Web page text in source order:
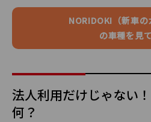
NORIDOKI（新車の
の車種を見
法人利用だけじゃない
何？